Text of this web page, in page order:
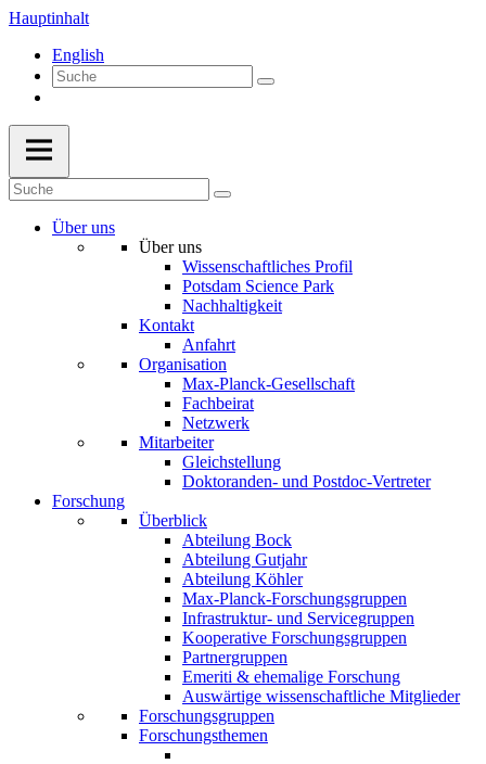
Hauptinhalt
English
Über uns
Über uns
Wissenschaftliches Profil
Potsdam Science Park
Nachhaltigkeit
Kontakt
Anfahrt
Organisation
Max-Planck-Gesellschaft
Fachbeirat
Netzwerk
Mitarbeiter
Gleichstellung
Doktoranden- und Postdoc-Vertreter
Forschung
Überblick
Abteilung Bock
Abteilung Gutjahr
Abteilung Köhler
Max-Planck-Forschungsgruppen
Infrastruktur- und Servicegruppen
Kooperative Forschungsgruppen
Partnergruppen
Emeriti & ehemalige Forschung
Auswärtige wissenschaftliche Mitglieder
Forschungsgruppen
Forschungsthemen